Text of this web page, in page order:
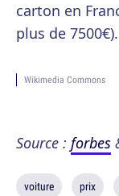
carton en
plus de
Wikimedia Commons
Source : forbes
voiture prix